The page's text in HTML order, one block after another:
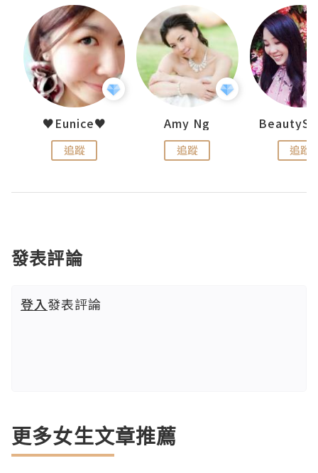
♥Eunice♥
追蹤
Amy Ng
追蹤 追蹤
發表評論
登入發表評論
更多女生文章推薦